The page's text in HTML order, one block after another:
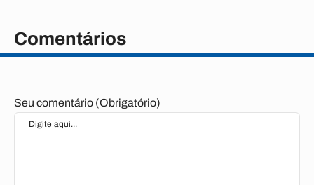
Comentários
Seu comentário (Obrigatório)